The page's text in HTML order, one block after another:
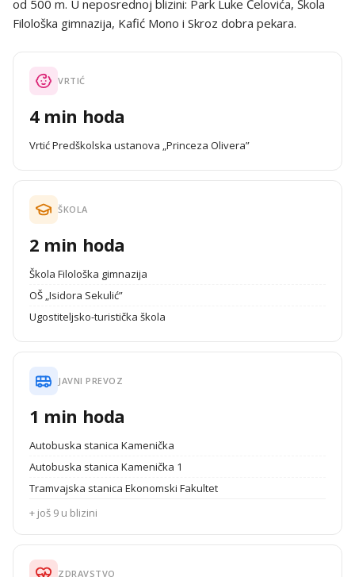
od 500 m. U neposrednoj blizini: Park Luke Ćelovića, Škola
Filološka gimnazija, Kafić Mono i Skroz dobra pekara.
VRTIĆ
4 min hoda
Vrtić Predškolska ustanova „Princeza Olivera”
ŠKOLA
2 min hoda
Škola Filološka gimnazija
OŠ „Isidora Sekulić”
Ugostiteljsko-turistička škola
JAVNI PREVOZ
1 min hoda
Autobuska stanica Kamenička
Autobuska stanica Kamenička 1
Tramvajska stanica Ekonomski Fakultet
+ još 9 u blizini
ZDRAVSTVO